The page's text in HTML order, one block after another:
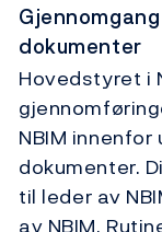
dokumenter
Hovedstyret i
NBIM
dokumenter.
til leder av
av NBIM,